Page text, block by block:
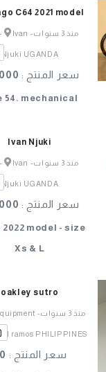
C64 2021 model
منذ 3 سنوات -
- Ivan
Njuki UGANDA
سعر المنتج :
54. mechanical
Ivan Njuki
منذ 3 سنوات -
- Ivan
Njuki UGANDA
سعر المنتج :
2022 model - size
Xs & L
oakley sutro
منذ 3 سنوات -
ramos PHILIPPINES
سعر المنتج :